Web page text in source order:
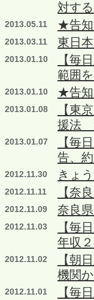
対す
2013.05.11 ★告
2013.03.11 東日
2013.01.10
【毎
範囲
2013.01.10 ★告
2013.01.08
【東
援法
2013.01.07
【毎
告、
2012.11.30 きょ
2012.11.11 【奈
2012.11.09 奈良
2012.11.03
【毎
年収
2012.11.02
【朝
機関
2012.11.01
【毎